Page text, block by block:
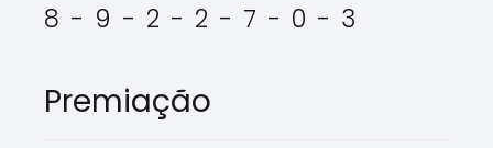
8 - 9 - 2 - 2 - 7 - 0 - 3
Premiação